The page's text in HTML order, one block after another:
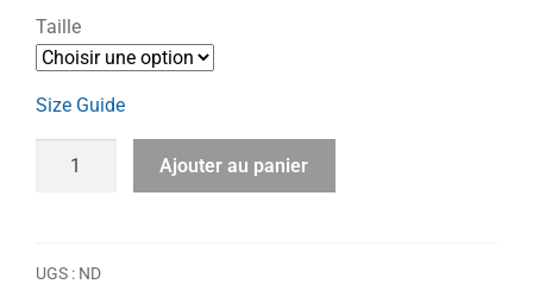
Taille
Size Guide
Ajouter au panier
UGS : ND